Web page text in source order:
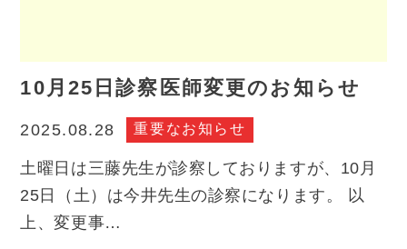
10月25日診察医師変更のお知らせ
2025.08.28 重要なお知らせ
土曜日は三藤先生が診察しておりますが、10月
25日（土）は今井先生の診察になります。 以
上、変更事…